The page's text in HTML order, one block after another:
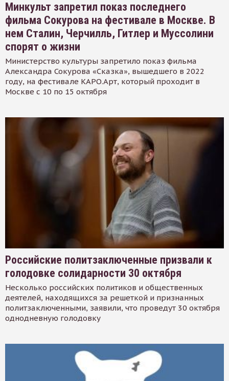
Минкульт запретил показ последнего
фильма Сокурова на фестивале в Москве. В
нем Сталин, Черчилль, Гитлер и Муссолини
спорят о жизни
Министерство культуры запретило показ фильма
Александра Сокурова «Сказка», вышедшего в 2022
году, на фестивале КАРО.Арт, который проходит в
Москве с 10 по 15 октября
Российские политзаключенные призвали к
голодовке солидарности 30 октября
Несколько российских политиков и общественных
деятелей, находящихся за решеткой и признанных
политзаключенными, заявили, что проведут 30 октября
однодневную голодовку